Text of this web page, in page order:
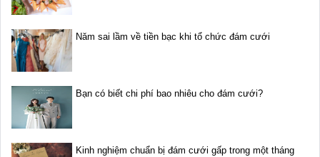
Năm sai lầm về tiền bạc khi tổ chức đám cưới
Bạn có biết chi phí bao nhiêu cho đám cưới?
Kinh nghiệm chuẩn bị đám cưới gấp trong một tháng